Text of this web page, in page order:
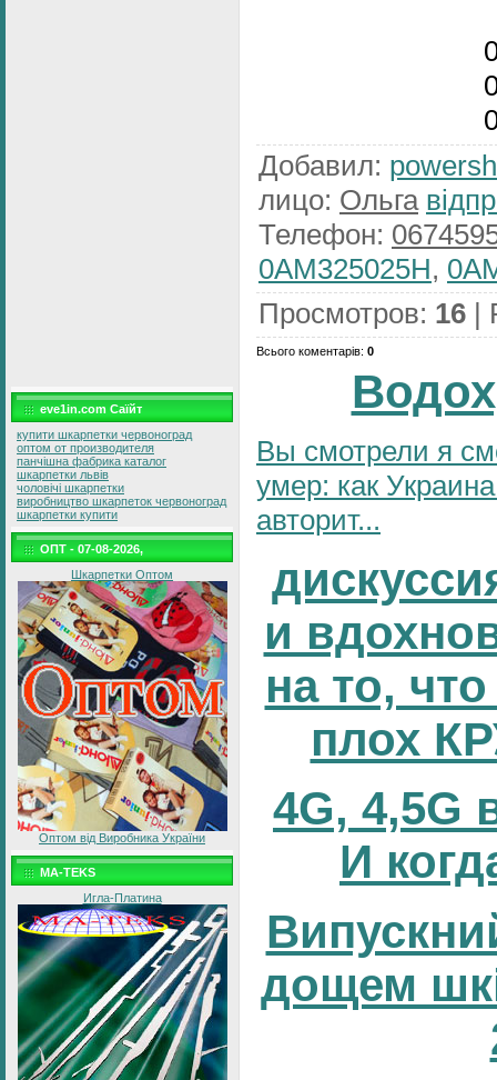
eve1in.com Саїйт
купити шкарпетки червоноград
оптом от производителя
панчішна фабрика каталог
шкарпетки львів
чоловічі шкарпетки
виробництво шкарпеток червоноград
шкарпетки купити
ОПТ - 07-08-2026,
Шкарпетки Оптом
Оптом від Виробника України
MA-TEKS
Игла-Платина
Добавил:
лицо: Ольга
Телефон:
0AM325025H,
Просмотров: 16 |
Всього коментарів: 0
Вы смотрели я
умер: как
авторит...
и
на то,
плох
4G, 4,5G
И
дощем